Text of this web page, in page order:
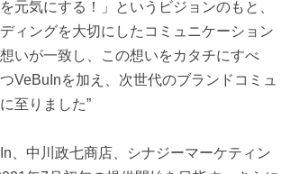
元気にする！」というビジョンのもと、
ィングを大切にしたコミュニケーション
いが一致し、この想いをカタチにすべ
VeBuInを加え、次世代のブランドコミュ
至りました”
、中川政七商店、シナジーマーケティン